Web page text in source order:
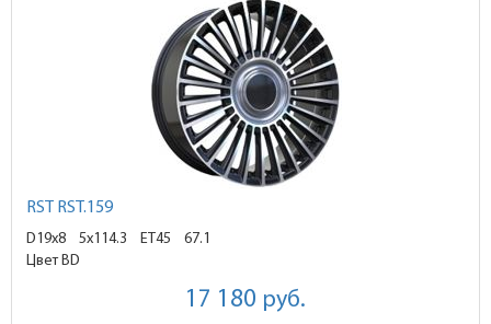
RST RST.159
D19x8 5x114.3 ET45
67.1
Цвет BD
17 180 руб.